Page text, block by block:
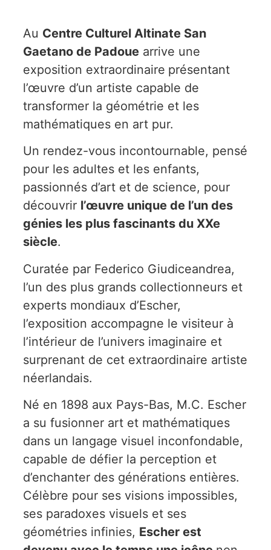
Au Centre Culturel Altinate San
Gaetano de Padoue arrive une
exposition extraordinaire présentant
l’œuvre d’un artiste capable de
transformer la géométrie et les
mathématiques en art pur.
Un rendez-vous incontournable, pensé
pour les adultes et les enfants,
passionnés d’art et de science, pour
découvrir l’œuvre unique de l’un des
génies les plus fascinants du XXe
siècle.
Curatée par Federico Giudiceandrea,
l’un des plus grands collectionneurs et
experts mondiaux d’Escher,
l’exposition accompagne le visiteur à
l’intérieur de l’univers imaginaire et
surprenant de cet extraordinaire artiste
néerlandais.
Né en 1898 aux Pays-Bas, M.C. Escher
a su fusionner art et mathématiques
dans un langage visuel inconfondable,
capable de défier la perception et
d’enchanter des générations entières.
Célèbre pour ses visions impossibles,
ses paradoxes visuels et ses
géométries infinies, Escher est